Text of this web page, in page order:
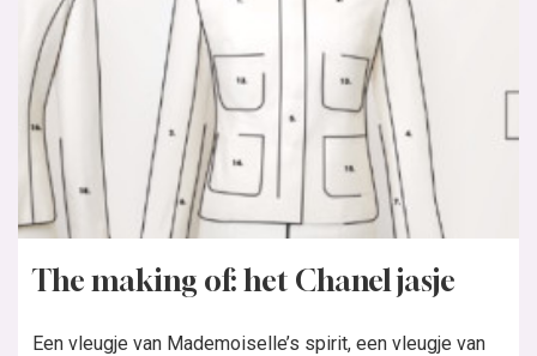
The making of: het Chanel jasje
Een vleugje van Mademoiselle’s spirit, een vleugje van